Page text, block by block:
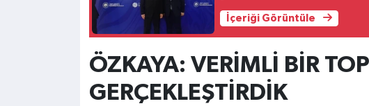
İçeriği Görüntüle
ÖZKAYA: VERİMLİ BİR
GERÇEKLEŞTİRDİK